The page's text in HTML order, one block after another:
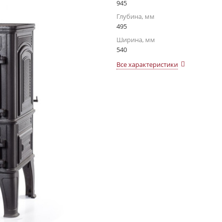
945
Глубина, мм
495
Ширина, мм
540
Все характеристики